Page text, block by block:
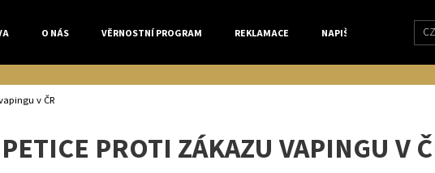
O NÁS VĚRNOSTNÍ PROGRAM REKLAMACE NAPIŠTE NÁM
v ČR
PETICE PROTI ZÁKAZU VAPINGU V
Co potřebujete najít?
HLEDAT